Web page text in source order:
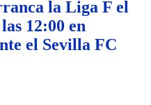
la Liga F el
12:00 en
el Sevilla FC